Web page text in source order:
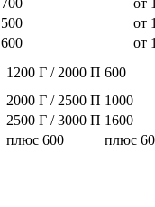
500
от
600 от
1200 Г / 2000 П 600
2000 Г / 2500 П 1000
2500 Г / 3000 П 1600
плюс 600 плюс